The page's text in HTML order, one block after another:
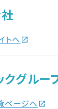
トへ open_in_new
クグルー
ページへ open_in_new